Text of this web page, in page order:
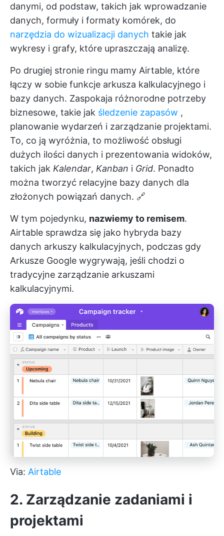
danymi, od podstaw, takich jak wprowadzanie
danych, formuły i formaty komórek, do
narzędzia do wizualizacji danych takie jak
wykresy i grafy, które upraszczają analizę.
Po drugiej stronie ringu mamy Airtable, które
łączy w sobie funkcje arkusza kalkulacyjnego i
bazy danych. Zaspokaja różnorodne potrzeby
biznesowe, takie jak śledzenie zapasów ,
planowanie wydarzeń i zarządzanie projektami.
To, co ją wyróżnia, to możliwość obsługi
dużych ilości danych i prezentowania widoków,
takich jak Kalendar, Kanban i Grid. Ponadto
można tworzyć relacyjne bazy danych dla
złożonych powiązań danych. 🔗
W tym pojedynku, nazwiemy to remisem.
Airtable sprawdza się jako hybryda bazy
danych arkuszy kalkulacyjnych, podczas gdy
Arkusze Google wygrywają, jeśli chodzi o
tradycyjne zarządzanie arkuszami
kalkulacyjnymi.
Via: Airtable
2. Zarządzanie zadaniami i
projektami